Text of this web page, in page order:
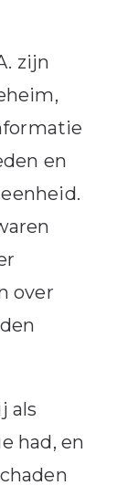
zijn
en
over
als
had, en